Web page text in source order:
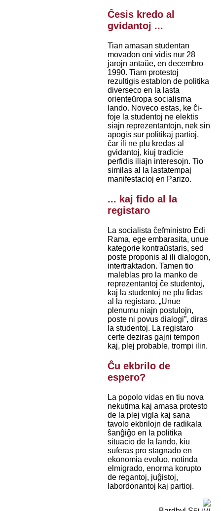
Ĉesis kredo al
gvidantoj ...
Tian amasan studentan
movadon oni vidis nur 28
jarojn antaŭe, en decembro
1990. Tiam protestoj
rezultigis establon de politika
diverseco en la lasta
orienteŭropa socialisma
lando. Noveco estas, ke ĉi-
foje la studentoj ne elektis
siajn reprezentantojn, nek sin
apogis sur politikaj partioj,
ĉar ili ne plu kredas al
gvidantoj, kiuj tradicie
perfidis iliajn interesojn. Tio
similas al la lastatempaj
manifestacioj en Parizo.
... kaj fido al la
registaro
La socialista ĉefministro Edi
Rama, ege embarasita, unue
kategorie kontraŭstaris, sed
poste proponis al ili dialogon,
intertraktadon. Tamen tio
maleblas pro la manko de
reprezentantoj ĉe studentoj,
kaj la studentoj ne plu fidas
al la registaro. „Unue
plenumu niajn postulojn,
poste ni povus dialogi”, diras
la studentoj. La registaro
certe deziras gajni tempon
kaj, plej probable, trompi ilin.
Ĉu ekbrilo de
espero?
La popolo vidas en tiu nova
nekutima kaj amasa protesto
de la plej vigla kaj sana
tavolo ekbrilojn de radikala
ŝanĝiĝo en la politika
situacio de la lando, kiu
suferas pro stagnado en
ekonomia evoluo, notinda
elmigrado, enorma korupto
de regantoj, juĝistoj,
labordonantoj kaj partioj.